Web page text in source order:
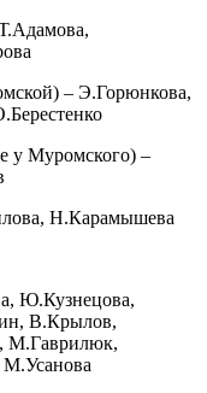
– Э.Горюнкова,
у Муромского) –
Н.Карамышева
Ю.Кузнецова,
В.Крылов,
М.Гаврилюк,